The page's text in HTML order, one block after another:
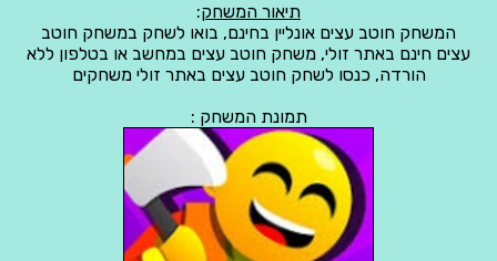
תיאור המשחק:
המשחק חוטב עצים אונליין בחינם, בואו לשחק במשחק חוטב
עצים חינם באתר זולי, משחק חוטב עצים במחשב או בטלפון ללא
הורדה, כנסו לשחק חוטב עצים באתר זולי משחקים
תמונת המשחק :